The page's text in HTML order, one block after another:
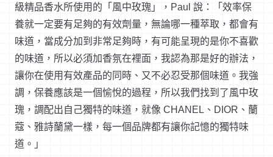
級精品香水所使用的「風中玫瑰」，Paul 說：「效率保
養就一定要有足夠的有效劑量，無論哪一種萃取，都會有
味道，當成分加到非常足夠時，有可能呈現的是你不喜歡
的味道，所以必須加香氛在裡面，我認為那是好的辦法，
讓你在使用有效產品的同時、又不必忍受那個味道。我強
調，保養應該是一個愉悅的過程，所以我們找到了風中玫
瑰，調配出自己獨特的味道，就像 CHANEL、DIOR、蘭
蔻、雅詩蘭黛一樣，每一個品牌都有讓你記憶的獨特味
道。」